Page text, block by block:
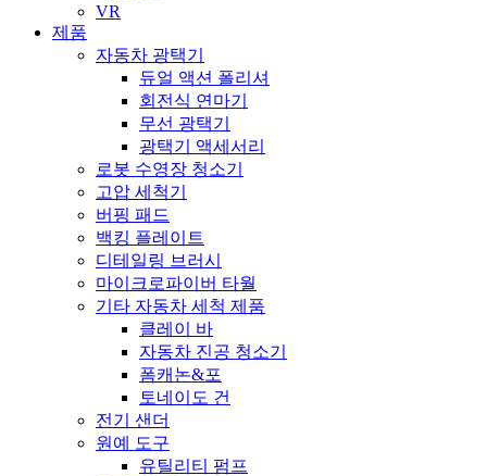
VR
제품
자동차 광택기
듀얼 액션 폴리셔
회전식 연마기
무선 광택기
광택기 액세서리
로봇 수영장 청소기
고압 세척기
버핑 패드
백킹 플레이트
디테일링 브러시
마이크로파이버 타월
기타 자동차 세척 제품
클레이 바
자동차 진공 청소기
폼캐논&포
토네이도 건
전기 샌더
원예 도구
유틸리티 펌프